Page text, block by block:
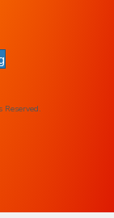
Reserved.